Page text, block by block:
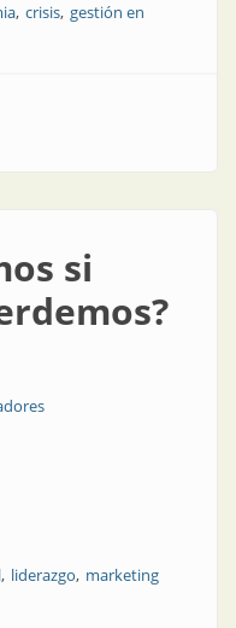
crisis gestión en
la empresa
si
liderazgo marketing